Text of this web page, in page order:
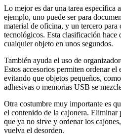
Lo mejor es dar una tarea específica
ejemplo, uno puede ser para
material de oficina, y un tercero para
tecnológicos. Esta clasificación hace
cualquier objeto en unos segundos.
También ayuda el uso de
Estos accesorios permiten ordenar el
evitando que objetos pequeños,
adhesivas o memorias USB se
Otra costumbre muy importante es
el contenido de la cajonera. Eliminar
que ya no sirve y ordenar los
vuelva el desorden.